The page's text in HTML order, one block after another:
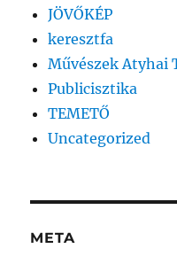
JÖVŐKÉP
keresztfa
Művészek Atyhai
Publicisztika
TEMETŐ
Uncategorized
META